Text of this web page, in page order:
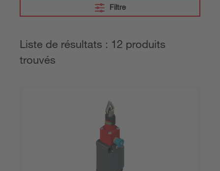
Filtre
Liste de résultats : 12 produits
trouvés